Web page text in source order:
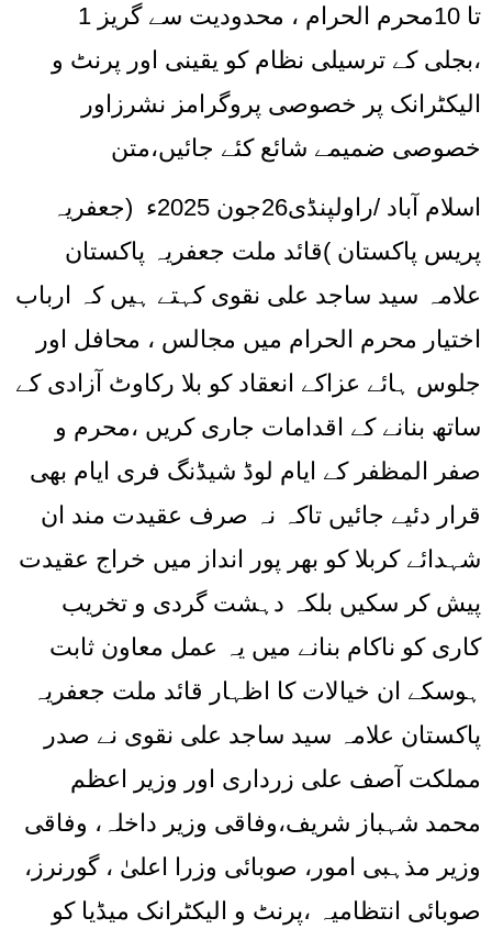
1 تا 10محرم الحرام ، محدودیت سے گریز
،بجلی کے ترسیلی نظام کو یقینی اور پرنٹ و
الیکٹرانک پر خصوصی پروگرامز نشرزاور
خصوصی ضمیمے شائع کئے جائیں،متن
اسلام آباد /راولپنڈی26جون 2025ء (جعفریہ
پریس پاکستان )قائد ملت جعفریہ پاکستان
علامہ سید ساجد علی نقوی کہتے ہیں کہ ارباب
اختیار محرم الحرام میں مجالس ، محافل اور
جلوس ہائے عزاکے انعقاد کو بلا رکاوٹ آزادی کے
ساتھ بنانے کے اقدامات جاری کریں ،محرم و
صفر المظفر کے ایام لوڈ شیڈنگ فری ایام بھی
قرار دئیے جائیں تاکہ نہ صرف عقیدت مند ان
شہدائے کربلا کو بھر پور انداز میں خراج عقیدت
پیش کر سکیں بلکہ دہشت گردی و تخریب
کاری کو ناکام بنانے میں یہ عمل معاون ثابت
ہوسکے ان خیالات کا اظہار قائد ملت جعفریہ
پاکستان علامہ سید ساجد علی نقوی نے صدر
مملکت آصف علی زرداری اور وزیر اعظم
محمد شہباز شریف،وفاقی وزیر داخلہ، وفاقی
وزیر مذہبی امور، صوبائی وزرا اعلیٰ ، گورنرز،
صوبائی انتظامیہ ،پرنٹ و الیکٹرانک میڈیا کو